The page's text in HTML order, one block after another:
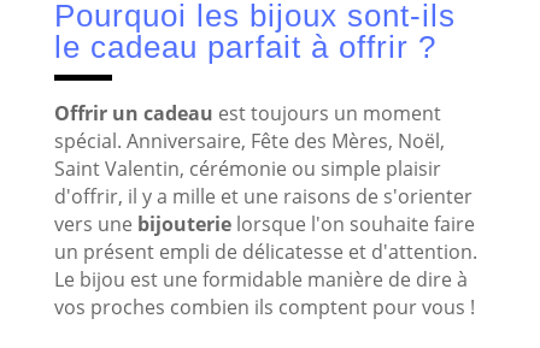
Pourquoi les bijoux sont-ils
le cadeau parfait à offrir ?
Offrir un cadeau est toujours un moment
spécial. Anniversaire, Fête des Mères, Noël,
Saint Valentin, cérémonie ou simple plaisir
d'offrir, il y a mille et une raisons de s'orienter
vers une bijouterielorsque l'on souhaite faire
un présent empli de délicatesse et d'attention.
Le bijou est une formidable manière de dire à
vos proches combien ils comptent pour vous !